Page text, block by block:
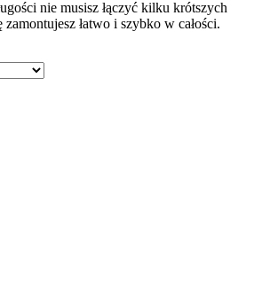
nie musisz łączyć kilku krótszych
łatwo i szybko w całości.